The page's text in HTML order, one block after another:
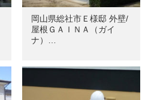
岡山県総社市Ｅ様邸 外壁/
屋根ＧＡＩＮＡ（ガイ
ナ）…